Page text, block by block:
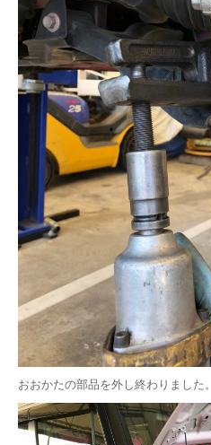
おおかたの部品を外し終わりました。